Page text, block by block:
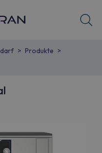
Produkte